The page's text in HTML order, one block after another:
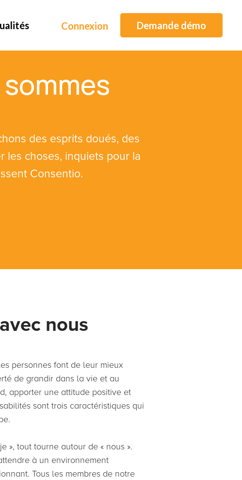
Connexion Demande démo
des esprits doués, des
les choses, inquiets pour la
Consentio.
nous
personnes font de leur mieux
de grandir dans la vie et au
apporter une attitude positive et
sont trois caractéristiques qui
», tout tourne autour de « nous ».
à un environnement
Tous les membres de notre